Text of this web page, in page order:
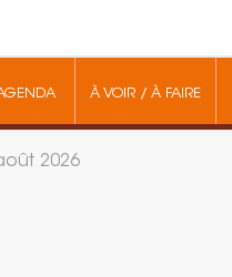
À VOIR / À FAIRE
2026